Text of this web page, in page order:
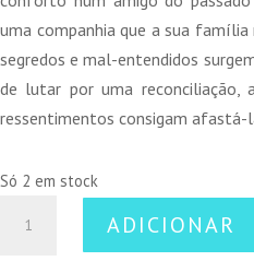
uma companhia que a sua família
segredos e mal-entendidos
de lutar por uma reconciliação,
ressentimentos consigam afastá-
Só 2 em stock
ADICIONAR